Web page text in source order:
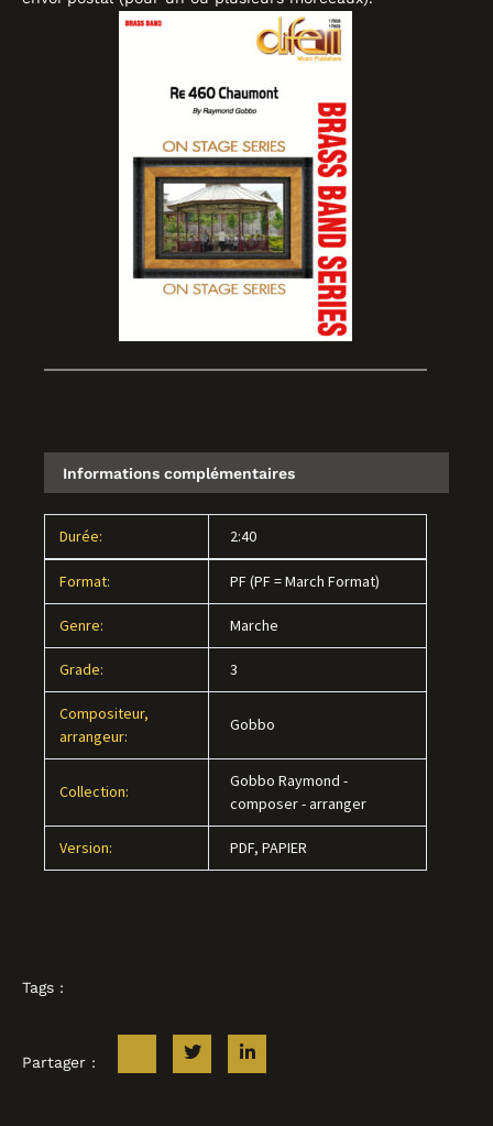
Informations complémentaires
Durée: 2:40
Format: PF (PF = March Format)
Genre: Marche
Grade: 3
Compositeur,
arrangeur:
Gobbo
Collection:
Gobbo Raymond -
composer - arranger
Version: PDF, PAPIER
Tags :
Partager :